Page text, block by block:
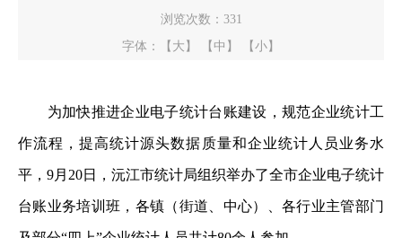
浏览次数： 331
字体：
【大】 【中】 【小】
为加快推进企业电子统计台账建设，规范企业统计工
作流程，提高统计源头数据质量和企业统计人员业务水
平，9月20日，沅江市统计局组织举办了全市企业电子统计
台账业务培训班，各镇（街道、中心）、各行业主管部门